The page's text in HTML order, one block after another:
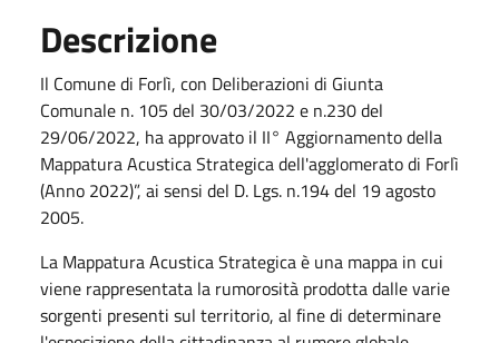
Descrizione
Il Comune di Forlì, con Deliberazioni di Giunta
Comunale n. 105 del 30/03/2022 e n.230 del
29/06/2022, ha approvato il II° Aggiornamento della
Mappatura Acustica Strategica dell'agglomerato di Forlì
(Anno 2022)”, ai sensi del D. Lgs. n.194 del 19 agosto
2005.
La Mappatura Acustica Strategica è una mappa in cui
viene rappresentata la rumorosità prodotta dalle varie
sorgenti presenti sul territorio, al fine di determinare